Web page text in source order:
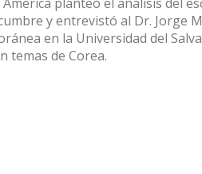
y entrevistó al Dr. Jorge
en la Universidad del
temas de Corea.